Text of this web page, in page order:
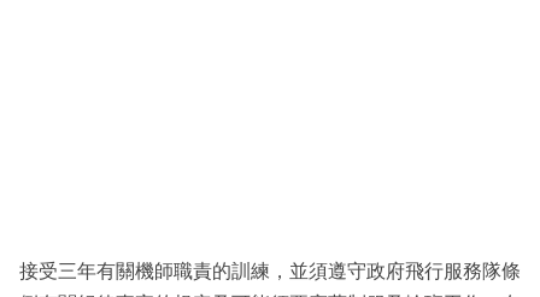
接受三年有關機師職責的訓練，並須遵守政府飛行服務隊條